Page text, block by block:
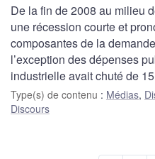
De la fin de 2008 au milieu
une récession courte et
composantes de la
l’exception des dépenses
industrielle avait chuté de
Type(s) de contenu : Médias,
Discours